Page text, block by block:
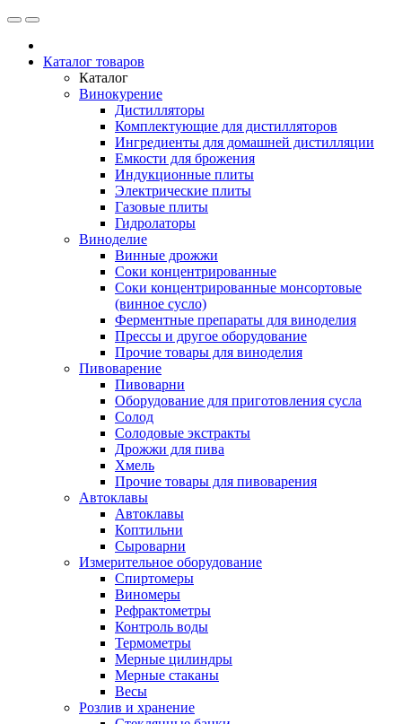
Каталог товаров
Каталог
Винокурение
Дистилляторы
Комплектующие для дистилляторов
Ингредиенты для домашней дистилляции
Емкости для брожения
Индукционные плиты
Электрические плиты
Газовые плиты
Гидролаторы
Виноделие
Винные дрожжи
Соки концентрированные
Соки концентрированные монсортовые
(винное сусло)
Ферментные препараты для виноделия
Прессы и другое оборудование
Прочие товары для виноделия
Пивоварение
Пивоварни
Оборудование для приготовления сусла
Солод
Солодовые экстракты
Дрожжи для пива
Хмель
Прочие товары для пивоварения
Автоклавы
Автоклавы
Коптильни
Сыроварни
Измерительное оборудование
Спиртомеры
Виномеры
Рефрактометры
Контроль воды
Термометры
Мерные цилиндры
Мерные стаканы
Весы
Розлив и хранение